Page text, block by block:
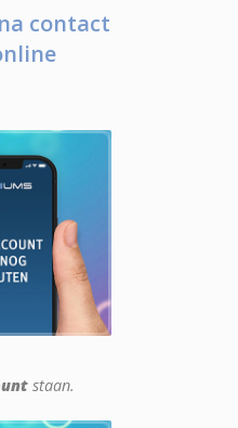
contact
staan.